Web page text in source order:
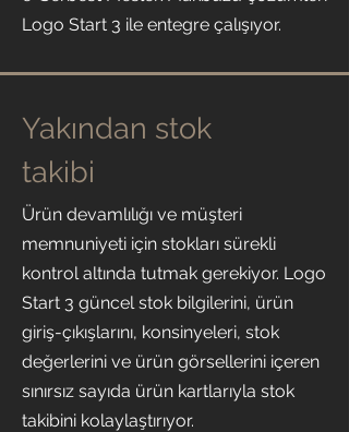
Logo Start 3 ile entegre çalışıyor.
Yakından stok
takibi
Ürün devamlılığı ve müşteri
memnuniyeti için stokları sürekli
kontrol altında tutmak gerekiyor. Logo
Start 3 güncel stok bilgilerini, ürün
giriş-çıkışlarını, konsinyeleri, stok
değerlerini ve ürün görsellerini içeren
sınırsız sayıda ürün kartlarıyla stok
takibini kolaylaştırıyor.